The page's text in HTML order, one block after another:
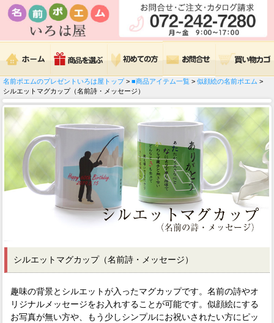
名前ポエムのプレゼントいろは屋トップ> ■商品アイテム一覧 > 似顔絵の名前ポエム >
シルエットマグカップ（名前詩・メッセージ）
シルエットマグカップ（名前詩・メッセージ）
趣味の背景とシルエットが入ったマグカップです。名前の詩やオ
リジナルメッセージをお入れすることが可能です。似顔絵にする
お写真が無い方や、もう少しシンプルにお祝いされたい方にピッ